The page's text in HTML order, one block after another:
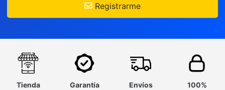
Registrarme
Tienda
Garantía Envíos
100%